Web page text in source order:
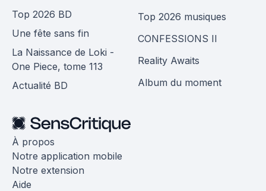
Top 2026 BD
Une fête sans fin
La Naissance de Loki -
One Piece, tome 113
Actualité BD
Top 2026 musiques
CONFESSIONS II
Reality Awaits
Album du moment
À propos
Notre application mobile
Notre extension
Aide